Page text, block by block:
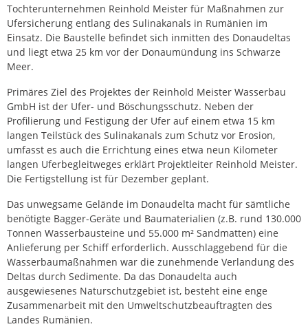
Tochterunternehmen Reinhold Meister für Maßnahmen zur
Ufersicherung entlang des Sulinakanals in Rumänien im
Einsatz. Die Baustelle befindet sich inmitten des Donaudeltas
und liegt etwa 25 km vor der Donaumündung ins Schwarze
Meer.
Primäres Ziel des Projektes der Reinhold Meister Wasserbau
GmbH ist der Ufer- und Böschungsschutz. Neben der
Profilierung und Festigung der Ufer auf einem etwa 15 km
langen Teilstück des Sulinakanals zum Schutz vor Erosion,
umfasst es auch die Errichtung eines etwa neun Kilometer
langen Uferbegleitweges erklärt Projektleiter Reinhold Meister.
Die Fertigstellung ist für Dezember geplant.
Das unwegsame Gelände im Donaudelta macht für sämtliche
benötigte Bagger-Geräte und Baumaterialien (z.B. rund 130.000
Tonnen Wasserbausteine und 55.000 m² Sandmatten) eine
Anlieferung per Schiff erforderlich. Ausschlaggebend für die
Wasserbaumaßnahmen war die zunehmende Verlandung des
Deltas durch Sedimente. Da das Donaudelta auch
ausgewiesenes Naturschutzgebiet ist, besteht eine enge
Zusammenarbeit mit den Umweltschutzbeauftragten des
Landes Rumänien.